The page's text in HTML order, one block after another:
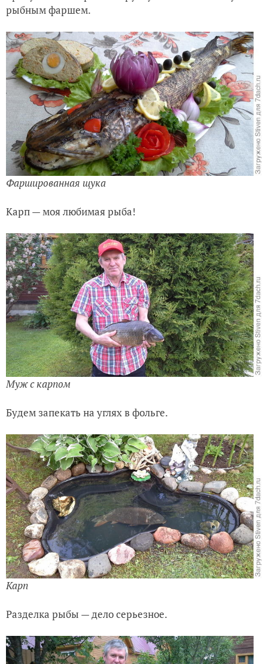
рыбным фаршем.
Фаршированная щука
Карп — моя любимая рыба!
Муж с карпом
Будем запекать на углях в фольге.
Карп
Разделка рыбы — дело серьезное.